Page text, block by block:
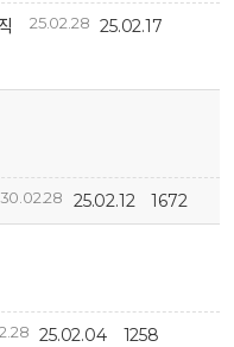
25.02.28 25.02.17
30.02.28 25.02.12 1672
25.02.04 1258